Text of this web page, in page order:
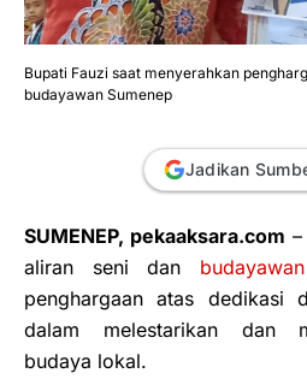
Bupati Fauzi saat menyerahkan
budayawan Sumenep
Jadikan
SUMENEP, pekaaksara.com
aliran seni dan
penghargaan atas dedikasi
dalam melestarikan dan
budaya lokal.